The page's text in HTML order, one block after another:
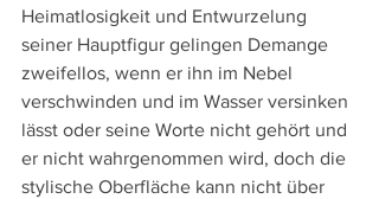
Heimatlosigkeit und Entwurzelung
seiner Hauptfigur gelingen Demange
zweifellos, wenn er ihn im Nebel
verschwinden und im Wasser versinken
lässt oder seine Worte nicht gehört und
er nicht wahrgenommen wird, doch die
stylische Oberfläche kann nicht über